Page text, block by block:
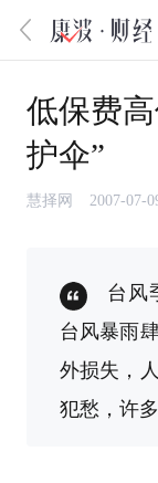
低保费
护伞”
慧择网 2007-07-
台风
台风暴雨
外损失，
犯愁，许